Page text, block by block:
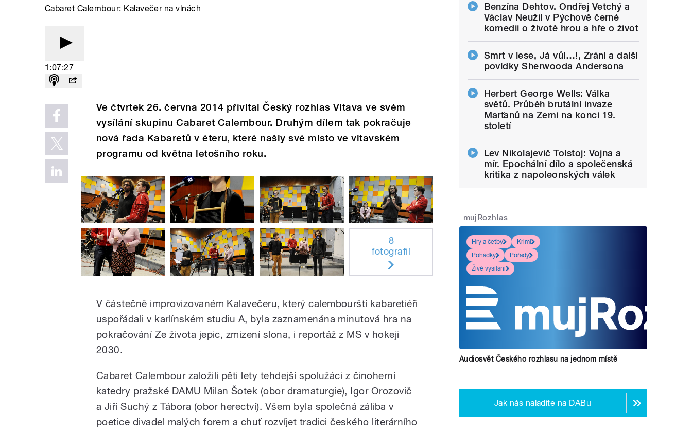
Cabaret Calembour: Kalavečer na vlnách
1:07:27
Ve čtvrtek 26. června 2014 přivítal Český rozhlas Vltava ve svém
vysílání skupinu Cabaret Calembour. Druhým dílem tak pokračuje
nová řada Kabaretů v éteru, které našly své místo ve vltavském
programu od května letošního roku.
8
fotografií
V částečně improvizovaném Kalavečeru, který calembourští kabaretiéři
uspořádali v karlínském studiu A, byla zaznamenána minutová hra na
pokračování Ze života jepic, zmizení slona, i reportáž z MS v hokeji
2030.
Cabaret Calembour založili pěti lety tehdejší spolužáci z činoherní
katedry pražské DAMU Milan Šotek (obor dramaturgie), Igor Orozovič
a Jiří Suchý z Tábora (obor herectví). Všem byla společná záliba v
poetice divadel malých forem a chuť rozvíjet tradici českého literárního
Benzína Dehtov. Ondřej Vetchý a
Václav Neužil v Pýchově černé
komedii o životě hrou a hře o život
Smrt v lese, Já vůl…!, Zrání a další
povídky Sherwooda Andersona
Herbert George Wells: Válka
světů. Průběh brutální invaze
Marťanů na Zemi na konci 19.
století
Lev Nikolajevič Tolstoj: Vojna a
mír. Epochální dílo a společenská
kritika z napoleonských válek
mujRozhlas
Hry a četby
Krimi
Pohádky
Pořady
Živé vysílání
Audiosvět Českého rozhlasu na jednom místě
Jak nás naladíte na DABu